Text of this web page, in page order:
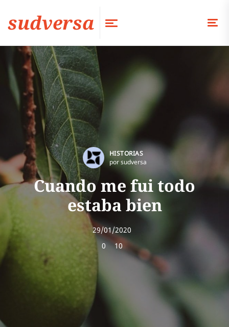
sudversa
HISTORIAS
por sudversa
Cuando me fui todo
estaba bien
29/01/2020
0
10